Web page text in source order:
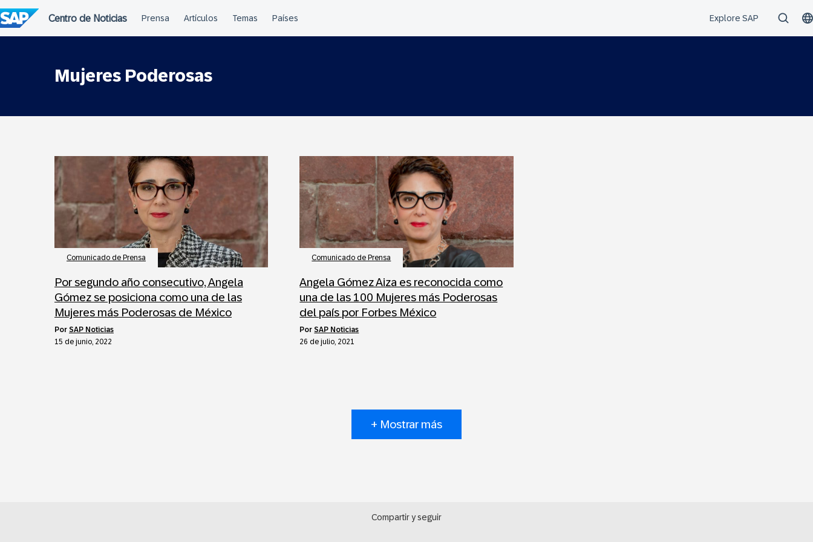
al
contenido
Mujeres Poderosas
Comunicado de Prensa
Por segundo año consecutivo, Angela
Gómez se posiciona como una de las
Mujeres más Poderosas de México
por SAP Noticias
15 de junio, 2022
Comunicado de Prensa
Angela Gómez Aiza es reconocida como
una de las 100 Mujeres más Poderosas
del país por Forbes México
porSAP Noticias
26 de julio, 2021
+ Mostrar más
Compartir y seguir